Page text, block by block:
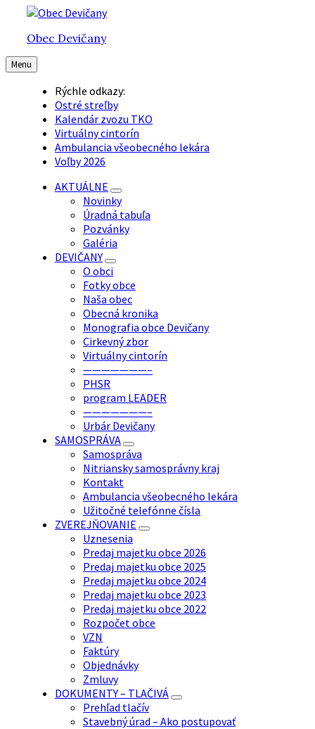
Preskočiť
obsah
Preskočiť
hlavnú
navigáciu
Preskočiť
pätičkuObec Devičany
Menu
Rýchle odkazy:
Ostré streľby
Kalendár zvozu TKO
Virtuálny cintorín
Ambulancia všeobecného lekára
Voľby 2026
AKTUÁLNE
Novinky
Úradná tabuľa
Pozvánky
Galéria
DEVIČANY
O obci
Fotky obce
Naša obec
Obecná kronika
Monografia obce Devičany
Cirkevný zbor
Virtuálny cintorín
———————–
PHSR
program LEADER
———————–
Urbár Devičany
SAMOSPRÁVA
Samospráva
Nitriansky samosprávny kraj
Kontakt
Ambulancia všeobecného lekára
Užitočné telefónne čísla
ZVEREJŇOVANIE
Uznesenia
Predaj majetku obce 2026
Predaj majetku obce 2025
Predaj majetku obce 2024
Predaj majetku obce 2023
Predaj majetku obce 2022
Rozpočet obce
VZN
Faktúry
Objednávky
Zmluvy
DOKUMENTY – TLAČIVÁ
Prehľad tlačív
Stavebný úrad – Ako postupovať